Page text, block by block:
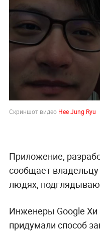
Скриншот видео Hee Jung Ryu
Приложение,
сообщает
людях,
Инженеры Google
придумали способ